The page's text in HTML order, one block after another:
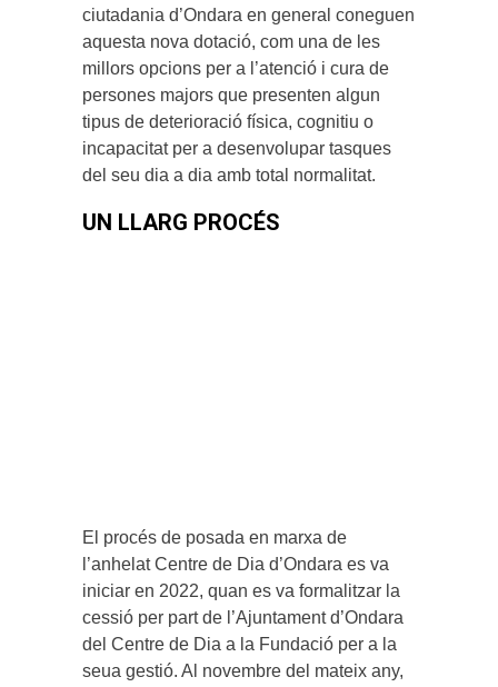
ciutadania d’Ondara en general coneguen
aquesta nova dotació, com una de les
millors opcions per a l’atenció i cura de
persones majors que presenten algun
tipus de deterioració física, cognitiu o
incapacitat per a desenvolupar tasques
del seu dia a dia amb total normalitat.
UN LLARG PROCÉS
El procés de posada en marxa de
l’anhelat Centre de Dia d’Ondara es va
iniciar en 2022, quan es va formalitzar la
cessió per part de l’Ajuntament d’Ondara
del Centre de Dia a la Fundació per a la
seua gestió. Al novembre del mateix any,